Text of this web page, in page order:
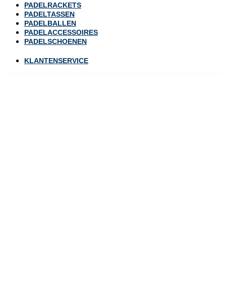
PADELRACKETS
PADELTASSEN
PADELBALLEN
PADELACCESSOIRES
PADELSCHOENEN
KLANTENSERVICE